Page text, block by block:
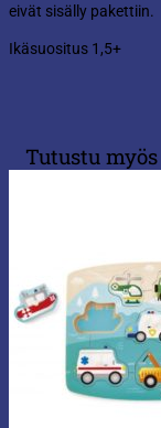
eivät sisälly pakettiin.
Ikäsuositus 1,5+
Tutustu myös